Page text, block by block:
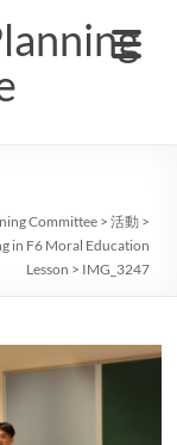
Committee >活動 >
in F6 Moral Education
Lesson > IMG_3247